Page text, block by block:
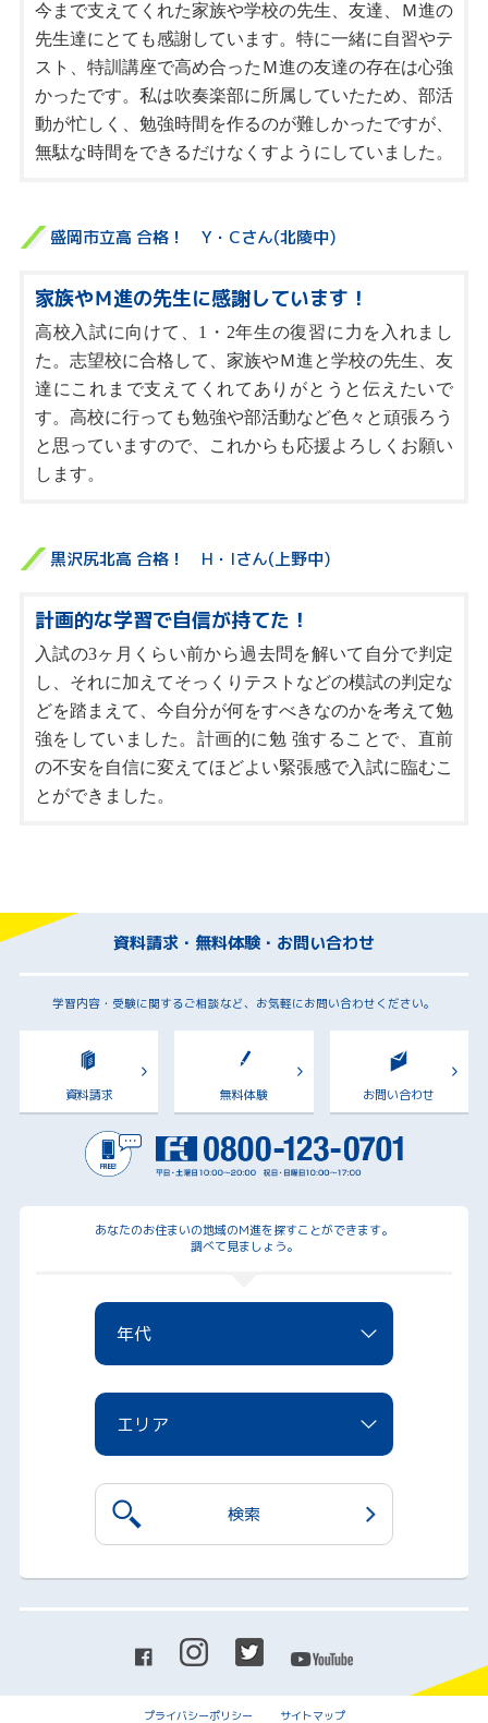
今まで支えてくれた家族や学校の先生、友達、Ｍ進の
先生達にとても感謝しています。特に一緒に自習やテ
スト、特訓講座で高め合ったＭ進の友達の存在は心強
かったです。私は吹奏楽部に所属していたため、部活
動が忙しく、勉強時間を作るのが難しかったですが、
無駄な時間をできるだけなくすようにしていました。
盛岡市立高 合格！ Y・Cさん(北陵中)
家族やＭ進の先生に感謝しています！
高校入試に向けて、1・2年生の復習に力を入れまし
た。志望校に合格して、家族やＭ進と学校の先生、友
達にこれまで支えてくれてありがとうと伝えたいで
す。高校に行っても勉強や部活動など色々と頑張ろう
と思っていますので、これからも応援よろしくお願い
します。
黒沢尻北高 合格！ H・Iさん(上野中)
計画的な学習で自信が持てた！
入試の3ヶ月くらい前から過去問を解いて自分で判定
し、それに加えてそっくりテストなどの模試の判定な
どを踏まえて、今自分が何をすべきなのかを考えて勉
強をしていました。計画的に勉 強することで、直前
の不安を自信に変えてほどよい緊張感で入試に臨むこ
とができました。
資料請求・無料体験・お問い合わせ
学習内容・受験に関するご相談など、お気軽にお問い合わせください。
資料請求 無料体験 お問い合わせ
あなたのお住まいの地域のM進を探すことができます。
調べて見ましょう。
年代
エリア
プライバシーポリシー サイトマップ